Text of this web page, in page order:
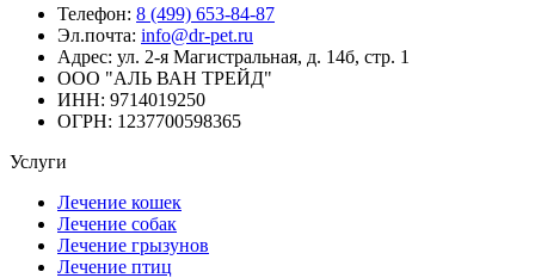
Телефон: 8 (499) 653-84-87
Эл.почта: info@dr-pet.ru
Адрес: ул. 2-я Магистральная, д. 14б, стр. 1
ООО "АЛЬ ВАН ТРЕЙД"
ИНН: 9714019250
ОГРН: 1237700598365
Услуги
Лечение кошек
Лечение собак
Лечение грызунов
Лечение птиц